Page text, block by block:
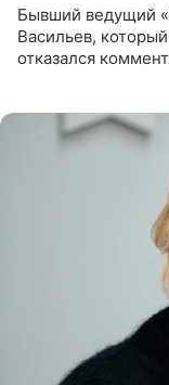
Бывший ведущий
Васильев,
отказался